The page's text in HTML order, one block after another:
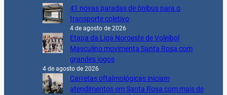
41 novas paradas de ônibus para o
transporte coletivo
4 de agosto de 2026
Etapa da Liga Noroeste de Voleibol
Masculino movimenta Santa Rosa com
grandes jogos
4 de agosto de 2026
Carretas oftalmológicas iniciam
atendimentos em Santa Rosa com mais de